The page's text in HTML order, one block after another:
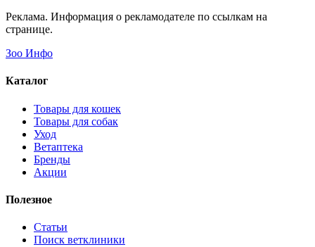
Реклама. Информация о рекламодателе по ссылкам на
странице.
Зоо Инфо
Каталог
Товары для кошек
Товары для собак
Уход
Ветаптека
Бренды
Акции
Полезное
Статьи
Поиск ветклиники